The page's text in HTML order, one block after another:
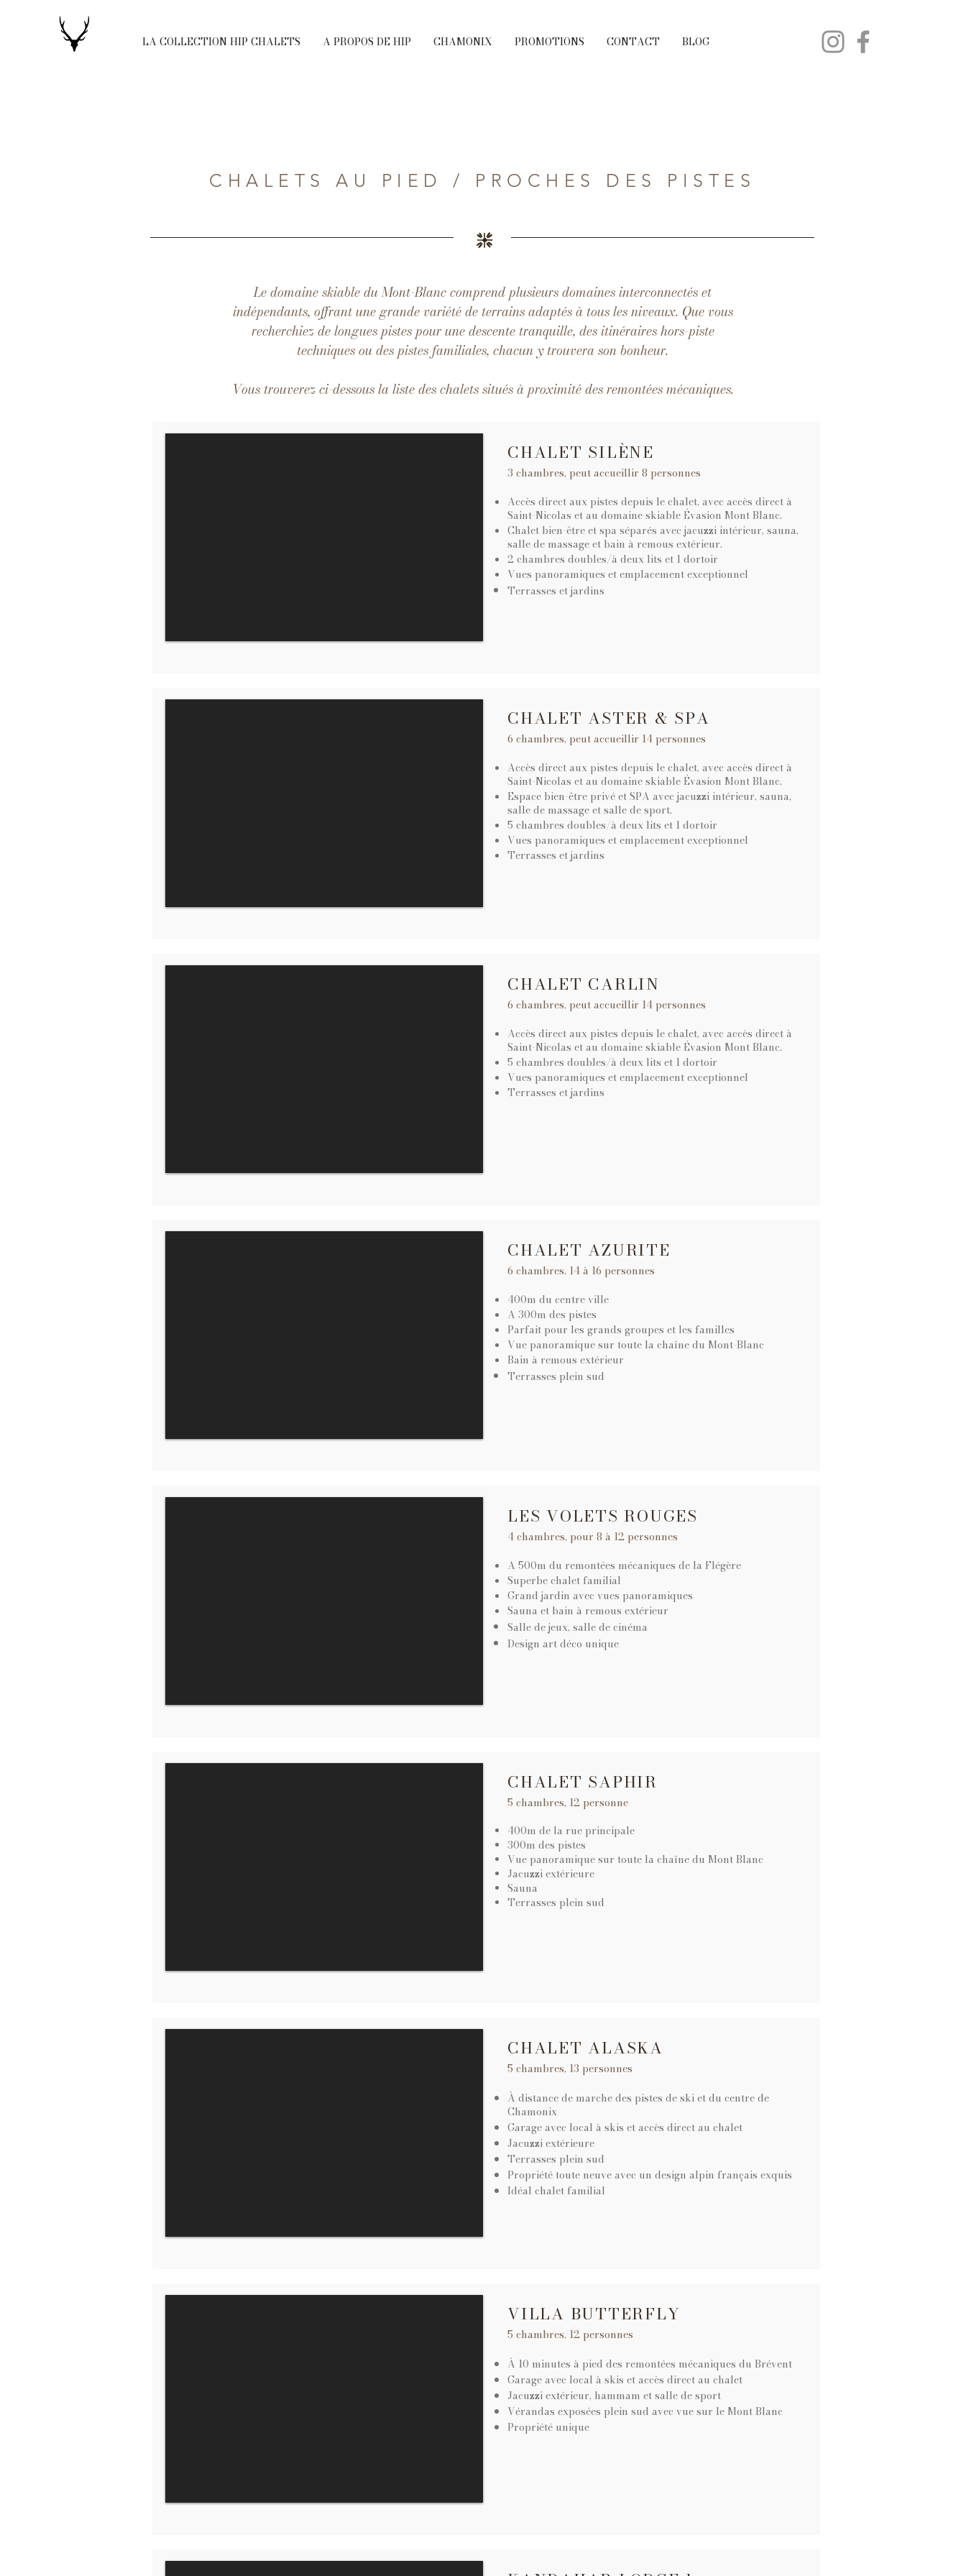
LA COLLECTION HIP CHALETS A PROPOS DE HIP CHAMONIX PROMOTIONS CONTACT BLOG
CHALETS AU PIED / PROCHES DES PISTES
Le domaine skiable du Mont-Blanc comprend plusieurs domaines interconnectés et
indépendants, offrant une grande variété de terrains adaptés à tous les niveaux. Que vous
recherchiez de longues pistes pour une descente tranquille, des itinéraires hors-piste
techniques ou des pistes familiales, chacun y trouvera son bonheur.
Vous trouverez ci-dessous la liste des chalets situés à proximité des remontées mécaniques.
CHALET SILÈNE
3 chambres, peut accueillir 8 personnes
Accès direct aux pistes depuis le chalet, avec accès direct à
Saint-Nicolas et au domaine skiable Évasion Mont Blanc.
Chalet bien-être et spa séparés avec jacuzzi intérieur, sauna,
salle de massage et bain à remous extérieur.
2 chambres doubles/à deux lits et 1 dortoir
Vues panoramiques et emplacement exceptionnel
Terrasses et jardins
CHALET ASTER & SPA
6 chambres, peut accueillir 14 personnes
Accès direct aux pistes depuis le chalet, avec accès direct à
Saint-Nicolas et au domaine skiable Évasion Mont Blanc.
Espace bien-être privé et SPA avec jacuzzi intérieur, sauna,
salle de massage et salle de sport.
5 chambres doubles/à deux lits et 1 dortoir
Vues panoramiques et emplacement exceptionnel
Terrasses et jardins
CHALET CARLIN
6 chambres, peut accueillir 14 personnes
Accès direct aux pistes depuis le chalet, avec accès direct à
Saint-Nicolas et au domaine skiable Évasion Mont Blanc.
5 chambres doubles/à deux lits et 1 dortoir
Vues panoramiques et emplacement exceptionnel
Terrasses et jardins
CHALET AZURITE
6 chambres, 14 à 16 personnes
400m du centre ville
A 300m des pistes
Parfait pour les grands groupes et les familles
Vue panoramique sur toute la chaîne du Mont-Blanc
Bain à remous extérieur
Terrasses plein sud
LES VOLETS ROUGES
4 chambres, pour 8 à 12 personnes
A 500m du remontées mécaniques de la Flégère
Superbe chalet familial
Grand jardin avec vues panoramiques
Sauna et bain à remous extérieur
Salle de jeux, salle de cinéma
Design art déco unique
CHALET SAPHIR
5 chambres, 12 personne
400m de la rue principale
300m des pistes
Vue panoramique sur toute la chaîne du Mont Blanc
Jacuzzi extérieure
Sauna
Terrasses plein sud
CHALET ALASKA
5 chambres, 13 personnes
À distance de marche des pistes de ski et du centre de
Chamonix
Garage avec local à skis et accès direct au chalet
Jacuzzi extérieure
Terrasses plein sud
Propriété toute neuve avec un design alpin français exquis
Idéal chalet familial
VILLA BUTTERFLY
5 chambres, 12 personnes
À 10 minutes à pied des remontées mécaniques du Brévent
Garage avec local à skis et accès direct au chalet
Jacuzzi extérieur, hammam et salle de sport
Vérandas exposées plein sud avec vue sur le Mont Blanc
Propriété unique